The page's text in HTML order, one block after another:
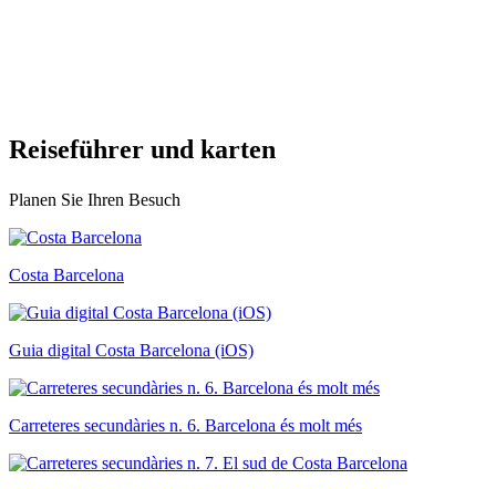
Reiseführer und karten
Planen Sie Ihren Besuch
Costa Barcelona
Guia digital Costa Barcelona (iOS)
Carreteres secundàries n. 6. Barcelona és molt més